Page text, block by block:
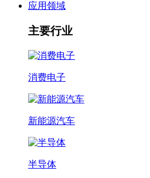
应用领域
主要行业
消费电子
新能源汽车
半导体